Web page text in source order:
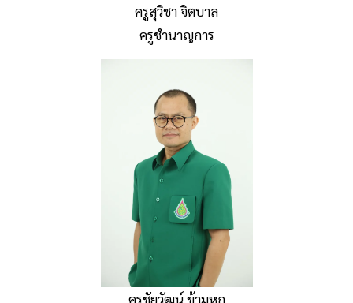
ครูสุวิชา จิตบาล
ครูชำนาญการ
ครูชัยวัฒน์ ข้ามหก